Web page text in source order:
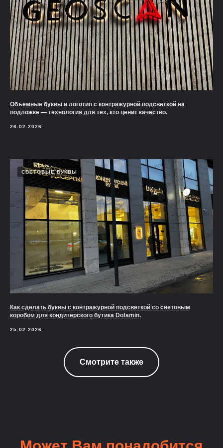
Объемные буквы и логотип с контражурной подсветкой на
подложке — технология для тех, кто ценит качество.
26.02.2026
СВЕТОВЫЕ БУКВЫ
Как сделать буквы с контражурной подсветкой со световым
коробом для кондитерского бутика Dofamin.
25.02.2026
Смотрите также